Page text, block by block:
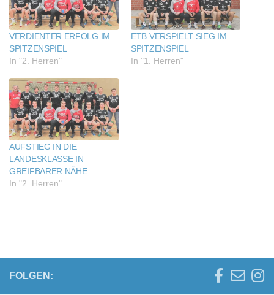
VERDIENTER ERFOLG IM
SPITZENSPIEL
In "2. Herren"
ETB VERSPIELT SIEG IM
SPITZENSPIEL
In "1. Herren"
AUFSTIEG IN DIE
LANDESKLASSE IN
GREIFBARER NÄHE
In "2. Herren"
FOLGEN: